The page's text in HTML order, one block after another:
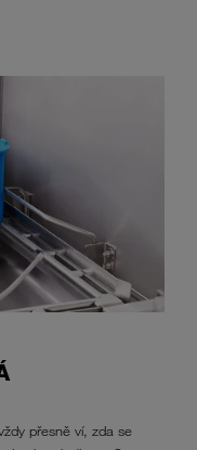
přesně ví, zda se